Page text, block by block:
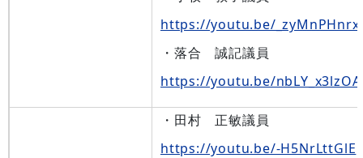
https://youtu.be/
・落合 誠記議員
https://youtu.be/nbLY_x3lzOA
・田村 正敏議員
https://youtu.be/-H5NrLttGlE